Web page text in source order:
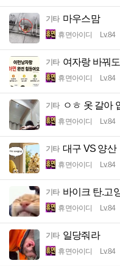
기타 마우스맘
휴면아이디 Lv.84
기타 여자랑 바꿔
휴면아이디 Lv.84
기타 ㅇㅎ 옷 갈아
휴면아이디 Lv.84
기타 대구 VS 양산
휴면아이디 Lv.84
기타 바이크 탄.고
휴면아이디 Lv.84
기타 일당줘라
휴면아이디 Lv.84